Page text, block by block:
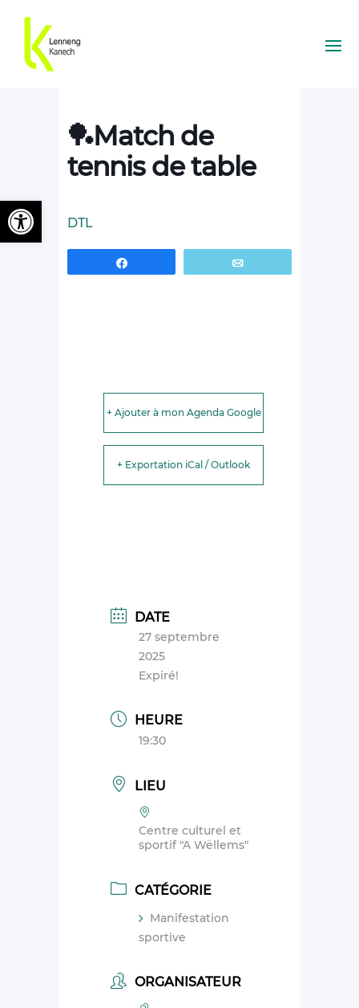
🏓Match de
tennis de table
DTL
+ Ajouter à mon Agenda Google
+ Exportation iCal / Outlook
DATE
27 septembre
2025
Expiré!
HEURE
19:30
LIEU
Centre culturel et
sportif "A Wëllems"
CATÉGORIE
Manifestation
sportive
ORGANISATEUR
Ouvrir la barre d’outils